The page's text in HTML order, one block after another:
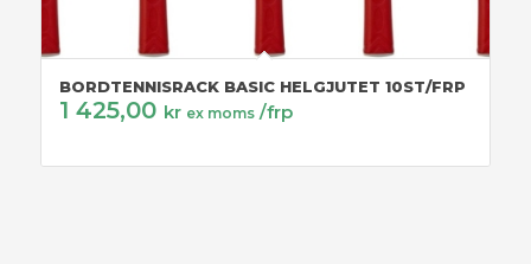
BORDTENNISRACK BASIC HELGJUTET 10ST/FRP
1 425,00 kr ex moms /frp